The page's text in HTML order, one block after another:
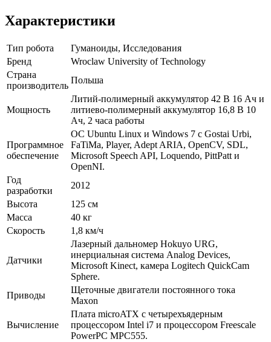
Характеристики
Тип робота
Гуманоиды, Исследования
Бренд
Wroclaw University of Technology
Страна
производитель
Польша
Мощность
Литий-полимерный аккумулятор 42 В 16 Ач и
литиево-полимерный аккумулятор 16,8 В 10
Ач, 2 часа работы
Программное
обеспечение
ОС Ubuntu Linux и Windows 7 с Gostai Urbi,
FaTiMa, Player, Adept ARIA, OpenCV, SDL,
Microsoft Speech API, Loquendo, PittPatt и
OpenNI.
Год
разработки
2012
Высота
125 см
Масса
40 кг
Скорость
1,8 км/ч
Датчики
Лазерный дальномер Hokuyo URG,
инерциальная система Analog Devices,
Microsoft Kinect, камера Logitech QuickCam
Sphere.
Приводы
Щеточные двигатели постоянного тока
Maxon
Вычисление
Плата microATX с четырехъядерным
процессором Intel i7 и процессором Freescale
PowerPC MPC555.